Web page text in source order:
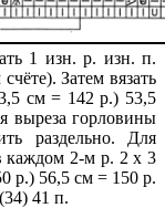
1 изн. р. изн. п.
Затем вязать
см = 142 р.) 53,5
выреза горловины
раздельно. Для
каждом 2-м р. 2 х 3
р.) 56,5 см = 150 р.
41 п.